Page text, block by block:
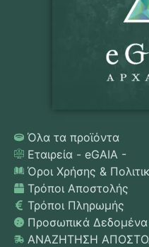
Όλα τα προϊόντα
Εταιρεία - eGAIA -
Όροι Χρήσης &
Τρόποι Αποστολής
Τρόποι Πληρωμής
Προσωπικά
ΑΝΑΖΗΤΗΣΗ